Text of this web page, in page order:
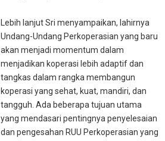
Lebih lanjut Sri menyampaikan, lahirnya
Undang-Undang Perkoperasian yang baru
akan menjadi momentum dalam
menjadikan koperasi lebih adaptif dan
tangkas dalam rangka membangun
koperasi yang sehat, kuat, mandiri, dan
tangguh. Ada beberapa tujuan utama
yang mendasari pentingnya penyelesaian
dan pengesahan RUU Perkoperasian yang